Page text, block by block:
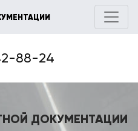
88-24
ДОКУМЕНТАЦИИ